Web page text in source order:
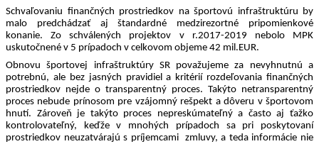
Schvaľovaniu finančných prostriedkov na športovú infraštruktúru by
malo predchádzať aj štandardné medzirezortné pripomienkové
konanie. Zo schválených projektov v r.2017-2019 nebolo MPK
uskutočnené v 5 prípadoch v celkovom objeme 42 mil.EUR.
Obnovu športovej infraštruktúry SR považujeme za nevyhnutnú a
potrebnú, ale bez jasných pravidiel a kritérií rozdeľovania finančných
prostriedkov nejde o transparentný proces. Takýto netransparentný
proces nebude prínosom pre vzájomný rešpekt a dôveru v športovom
hnutí. Zároveň je takýto proces nepreskúmateľný a často aj ťažko
kontrolovateľný, keďže v mnohých prípadoch sa pri poskytovaní
prostriedkov neuzatvárajú s príjemcami  zmluvy, a teda informácie nie